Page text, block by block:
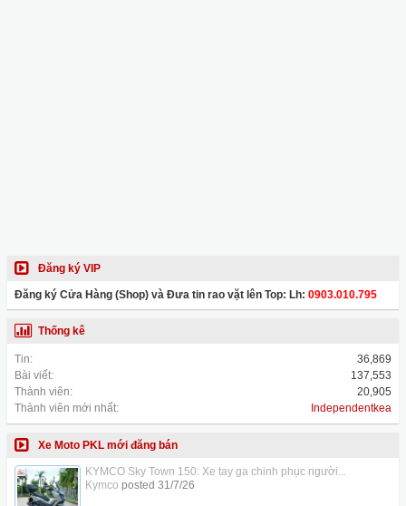
Đăng ký VIP
Đăng ký Cửa Hàng (Shop) và Đưa tin rao vặt lên Top: Lh: 0903.010.795
Thống kê
Tin:
36,869
Bài viết:
137,553
Thành viên:
20,905
Thành viên mới nhất:
Independentkea
Xe Moto PKL mới đăng bán
KYMCO Sky Town 150: Xe tay ga chinh phục người...
Kymco posted 31/7/26